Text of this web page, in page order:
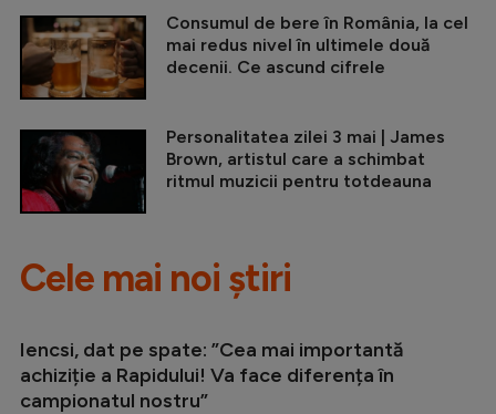
Consumul de bere în România, la cel
mai redus nivel în ultimele două
decenii. Ce ascund cifrele
Personalitatea zilei 3 mai | James
Brown, artistul care a schimbat
ritmul muzicii pentru totdeauna
Cele mai noi știri
Iencsi, dat pe spate: ”Cea mai importantă
achiziție a Rapidului! Va face diferența în
campionatul nostru”